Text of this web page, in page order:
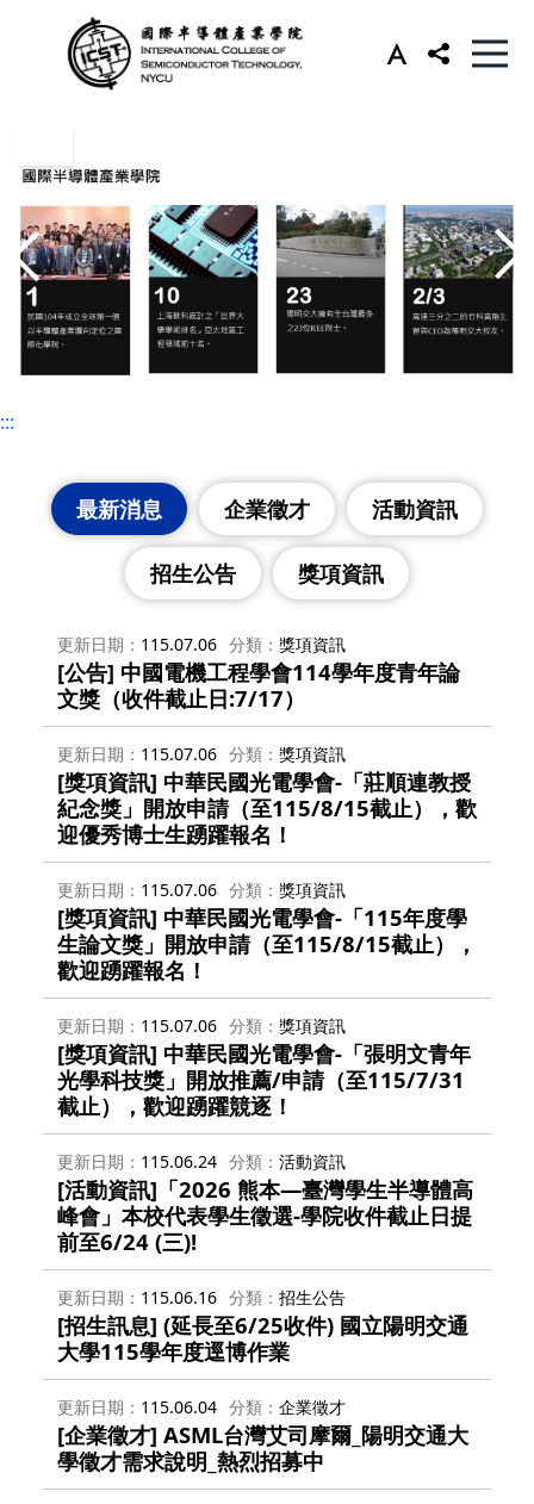
:::
最新消息 企業徵才 活動資訊
招生公告 獎項資訊
更新日期 115.07.06 分類 獎項資訊
[公告] 中國電機工程學會114學年度青年論
文獎（收件截止日:7/17）
更新日期 115.07.06 分類 獎項資訊
[獎項資訊] 中華民國光電學會-「莊順連教授
紀念獎」開放申請（至115/8/15截止），歡
迎優秀博士生踴躍報名！
更新日期 115.07.06 分類 獎項資訊
[獎項資訊] 中華民國光電學會-「115年度學
生論文獎」開放申請（至115/8/15截止），
歡迎踴躍報名！
更新日期 115.07.06 分類 獎項資訊
[獎項資訊] 中華民國光電學會-「張明文青年
光學科技獎」開放推薦/申請（至115/7/31
截止），歡迎踴躍競逐！
更新日期 115.06.24 分類 活動資訊
[活動資訊]「2026 熊本—臺灣學生半導體高
峰會」本校代表學生徵選-學院收件截止日提
前至6/24 (三)!
更新日期 115.06.16 分類 招生公告
[招生訊息] (延長至6/25收件) 國立陽明交通
大學115學年度逕博作業
更新日期 115.06.04 分類 企業徵才
[企業徵才] ASML台灣艾司摩爾_陽明交通大
學徵才需求說明_熱烈招募中